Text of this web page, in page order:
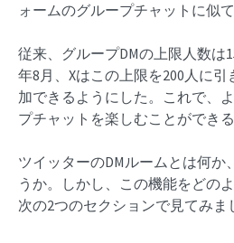
ォームのグループチャットに似て
従来、グループDMの上限人数は
年8月、Xはこの上限を200人に
加できるようにした。これで、
プチャットを楽しむことができる
ツイッターのDMルームとは何か
うか。しかし、この機能をどの
次の2つのセクションで見てみま